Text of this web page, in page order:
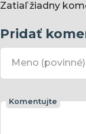
Zatiaľ žiadny
Pridať
Meno (povinné)
Komentujte